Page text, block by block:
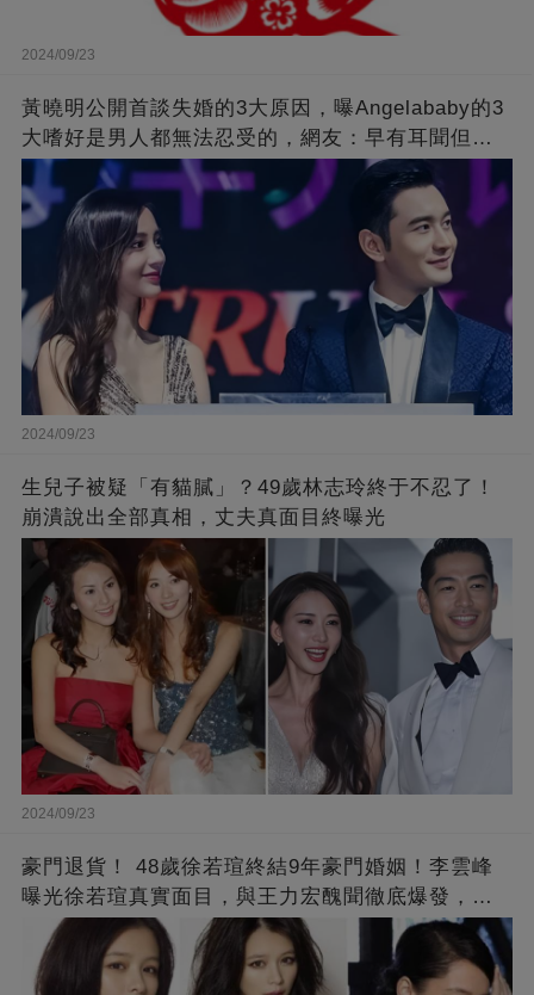
2024/09/23
黃曉明公開首談失婚的3大原因，曝Angelababy的3
大嗜好是男人都無法忍受的，網友：早有耳聞但想
不到那麼嚴重！
2024/09/23
生兒子被疑「有貓膩」？49歲林志玲終于不忍了！
崩潰說出全部真相，丈夫真面目終曝光
2024/09/23
豪門退貨！ 48歲徐若瑄終結9年豪門婚姻！李雲峰
曝光徐若瑄真實面目，與王力宏醜聞徹底爆發，原
來李靚蕾說的都是真的 ！